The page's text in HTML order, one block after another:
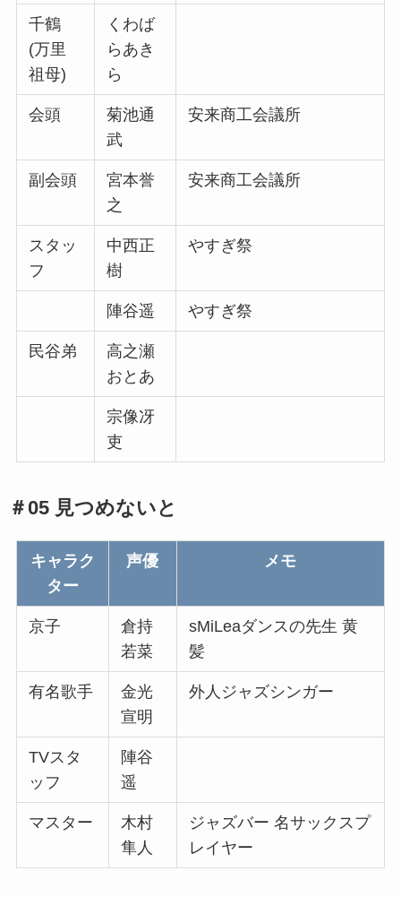
千鶴
(万里
祖母)
くわば
らあき
ら
会頭
菊池通
武
安来商工会議所
副会頭
宮本誉
之
安来商工会議所
スタッ
フ
中西正
樹
やすぎ祭
陣谷遥 やすぎ祭
民谷弟
高之瀬
おとあ
宗像冴
吏
＃05 見つめないと
キャラク
ター
声優 メモ
京子
倉持
若菜
sMiLeaダンスの先生 黄
髪
有名歌手
金光
宣明
外人ジャズシンガー
TVスタ
ッフ
陣谷
遥
マスター
木村
隼人
ジャズバー 名サックスプ
レイヤー